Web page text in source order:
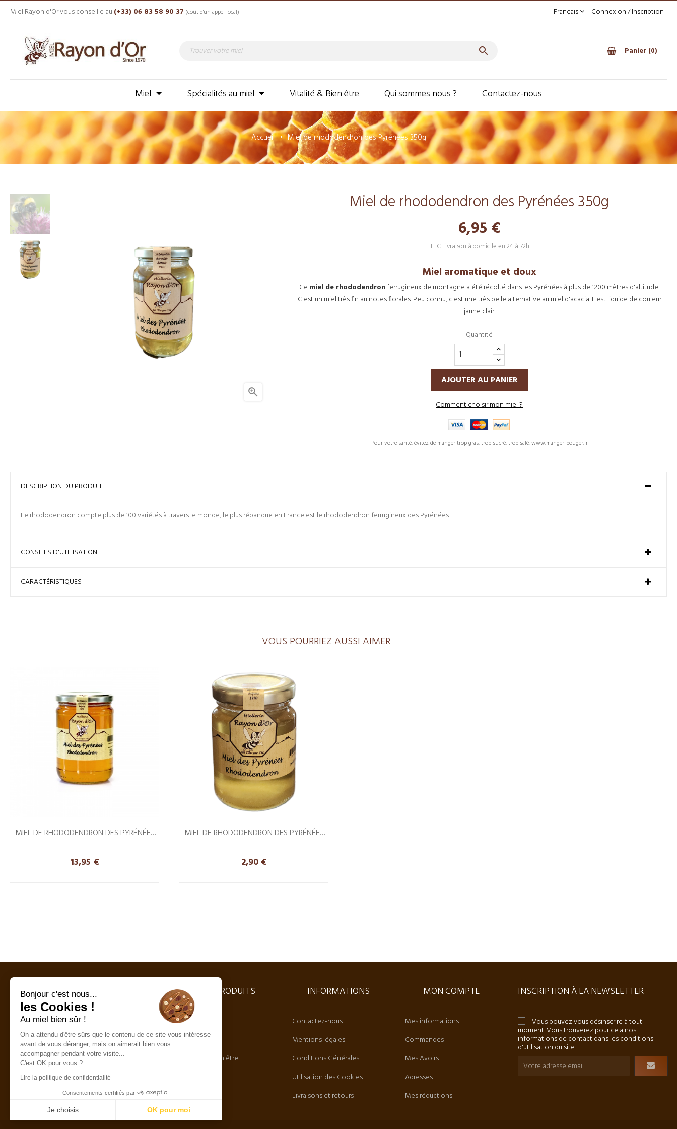
Français Connexion / Inscription
Miel Rayon d'Or vous conseille au (+33) 06 83 58 90 37 (coût d'un appel local)
 Panier 0
Miel Spécialités au miel Vitalité & Bien être Qui sommes nous ? Contactez-nous
Accueil Miel de rhododendron des Pyrénées 350g

Miel de rhododendron des Pyrénées 350g
6,95 €
TTCLivraison à domicile en 24 à 72h
Miel aromatique et doux
Ce miel de rhododendronferrugineux de montagne a été récolté dans les Pyrénées à plus de 1200 mètres d'altitude.
C'est un miel très fin au notes florales. Peu connu, c'est une très belle alternative au miel d'acacia. Il est liquide de couleur
jaune clair.
Quantité
AJOUTER AU PANIER
Comment choisir mon miel ?
Pour votre santé, évitez de manger trop gras, trop sucré, trop salé. www.manger-bouger.fr
DESCRIPTION DU PRODUIT
Le rhododendron compte plus de 100 variétés à travers le monde, le plus répandue en France est le rhododendron ferrugineux des Pyrénées.
CONSEILS D'UTILISATION
CARACTÉRISTIQUES
VOUS POURRIEZ AUSSI AIMER
MIEL DE RHODODENDRON DES PYRÉNÉES
Prix
13,95 €
MIEL DE RHODODENDRON DES PYRÉNÉES
Prix
2,90 €
MIEL RAYON D'OR
Entre Pyrénées et Méditerranée, au cœur d'un
formidable terroir d'apiculture grâce à une très
grande diversité florale . La miellerie Rayon d'Or à
été fondée il y a un demi siècle.
Boutique Rayon d'Or
66130 Ille sur Têt (France)
06 83 58 90 37
NOS PRODUITS
Miels
Spécialités
Vitalité et Bien être
INFORMATIONS
Contactez-nous
Mentions légales
Conditions Générales
Utilisation des Cookies
Livraisons et retours
MON COMPTE
Mes informations
Commandes
Mes Avoirs
Adresses
Mes réductions
INSCRIPTION À LA NEWSLETTER
Vous pouvez vous désinscrire à tout
moment. Vous trouverez pour cela nos
informations de contact dans les conditions
d'utilisation du site.
Bonjour c'est nous...
les Cookies !
Au miel bien sûr !
On a attendu d'être sûrs que le contenu de ce site vous intéresse
avant de vous déranger, mais on aimerait bien vous
accompagner pendant votre visite...
C'est OK pour vous ?
Lire la politique de confidentialité
Consentements certifiés par
Je choisis
OK pour moi